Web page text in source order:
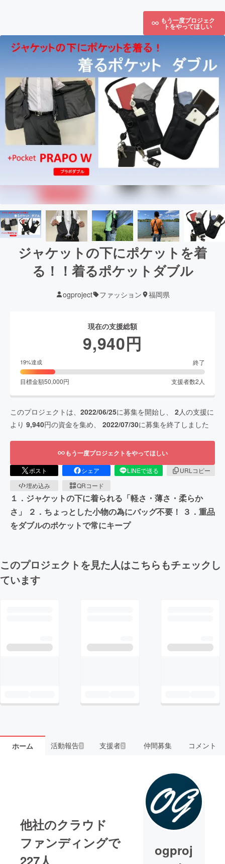
もう一度プロジェク
トをやってほしい
ジャケットの下にポケットを着
る！！着るポケットダブル
ogproject ファッション 福岡県
現在の支援総額
9,940円
19%達成 終了
目標金額50,000円 支援者数2 人
このプロジェクトは、 2022/06/25に募集を開始し、 2人の支援に
より 9,940円の資金を集め、 2022/07/30に募集を終了しました
もう一度プロジェクトをやってほしい
ポスト シェア LINEで送る
URLコピー
埋め込み
QRコード
１．ジャケットの下に着られる「軽さ・薄さ・柔らか
さ」 ２．ちょっとした小物の為にバッグ不要！ ３．重品
をダブルのポケットで常にキープ
このプロジェクトを見た人はこちらもチェックし
ています
ホーム 活動報告3 支援者 2 仲間募集 コメント
他社のクラウド
ファンディングで
ogproj